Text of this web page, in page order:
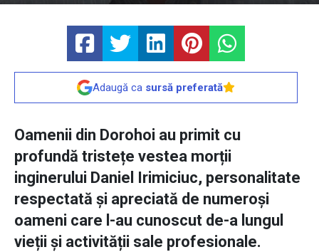
Adaugă ca sursă preferată
Oamenii din Dorohoi au primit cu
profundă tristețe vestea morții
inginerului Daniel Irimiciuc, personalitate
respectată și apreciată de numeroși
oameni care l-au cunoscut de-a lungul
vieții și activității sale profesionale.